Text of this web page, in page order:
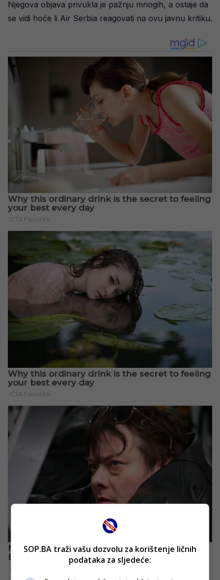
Njegova objava privukla je pažnju mnogih, a ostaje da
se vidi hoće li Air Serbia reagovati na ovu javnu kritiku.
SOP.BA traži vašu dozvolu za korištenje ličnih
podataka za sljedeće: